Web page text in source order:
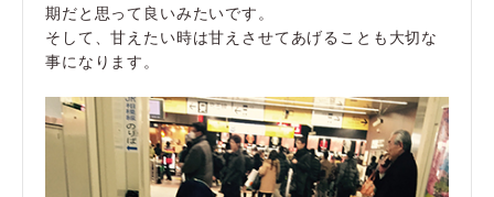
期だと思って良いみたいです。
そして、甘えたい時は甘えさせてあげることも大切な
事になります。